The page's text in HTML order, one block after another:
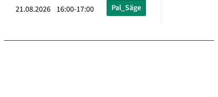
21.08.2026 16:00-17:00 Pal_Säge